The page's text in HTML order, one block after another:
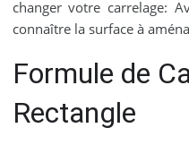
changer votre carrelage:
connaître la surface à
Formule de
Rectangle